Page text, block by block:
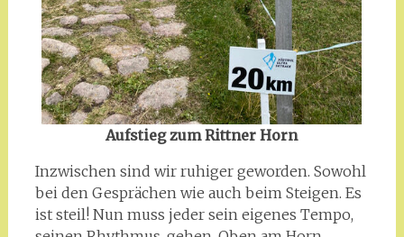
Aufstieg zum Rittner Horn
Inzwischen sind wir ruhiger geworden. Sowohl
bei den Gesprächen wie auch beim Steigen. Es
ist steil! Nun muss jeder sein eigenes Tempo,